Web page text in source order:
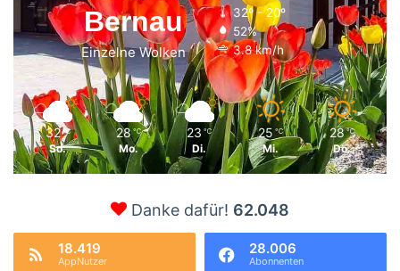
Bernau
Einzelne Wolken
32º - 20º
52%
3.8 km/h
32 ℃
So.
28 ℃
Mo.
23 ℃
Di.
25 ℃
Mi.
28 ℃
Do.
Danke dafür! 62.048
18.419
AppNutzer
28.006
Abonnenten